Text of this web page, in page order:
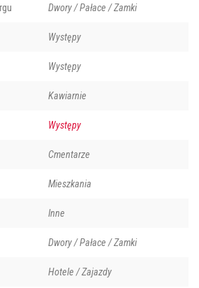
Dwory / Pałace / Zamki
Występy
Występy
Kawiarnie
Występy
Cmentarze
Mieszkania
Inne
Dwory / Pałace / Zamki
Hotele / Zajazdy